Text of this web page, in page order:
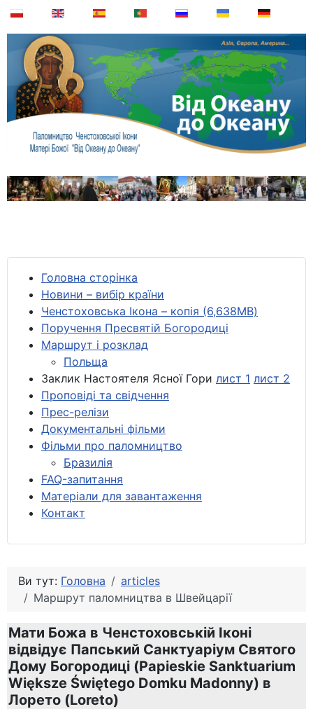
Головна сторінка
Новини – вибір країни
Ченстоховська Ікона – копія (6,638MB)
Поручення Пресвятій Богородиці
Маршрут і розклад
Польща
Заклик Настоятеля Ясної Гори лист 1 лист 2
Проповіді та свідчення
Прес-релізи
Документальні фільми
Фільми про паломництво
Бразилія
FAQ-запитання
Матеріали для завантаження
Контакт
Ви тут: Головна
articles
Маршрут паломництва в Швейцарії
Мати Божа в Ченстоховській Іконі
відвідує Папський Санктуаріум Святого
Дому Богородиці (Papieskie Sanktuarium
Większe Świętego Domku Madonny) в
Лорето (Loreto)